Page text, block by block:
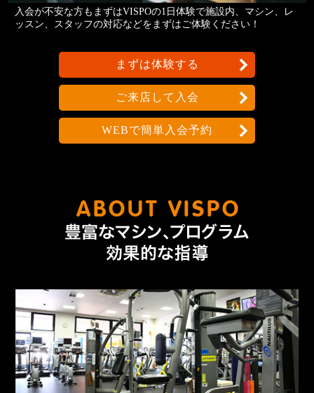
入会が不安な方もまずはVISPOの1日体験で施設内、マシン、レ
ッスン、スタッフの対応などをまずはご体験ください！
まずは体験する
ご来店して入会
WEBで簡単入会予約